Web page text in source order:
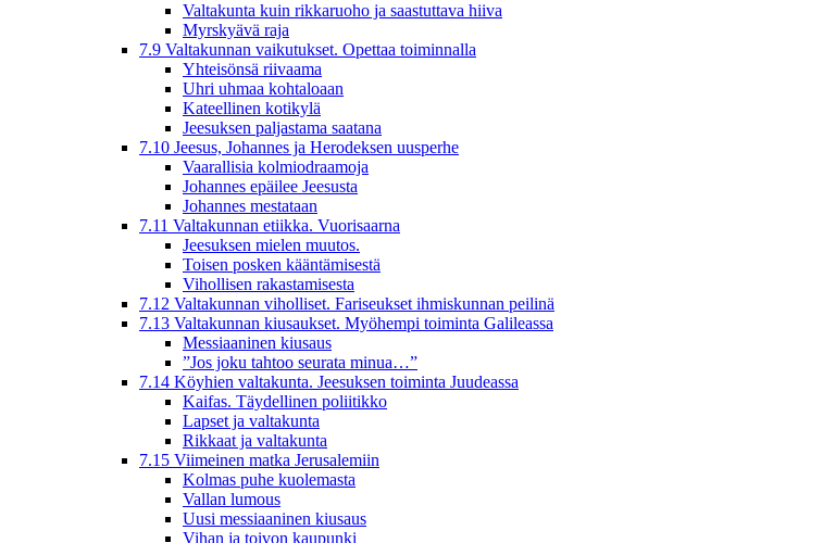
Valtakunta kuin rikkaruoho ja saastuttava hiiva
Myrskyävä raja
7.9 Valtakunnan vaikutukset. Opettaa toiminnalla
Yhteisönsä riivaama
Uhri uhmaa kohtaloaan
Kateellinen kotikylä
Jeesuksen paljastama saatana
7.10 Jeesus, Johannes ja Herodeksen uusperhe
Vaarallisia kolmiodraamoja
Johannes epäilee Jeesusta
Johannes mestataan
7.11 Valtakunnan etiikka. Vuorisaarna
Jeesuksen mielen muutos.
Toisen posken kääntämisestä
Vihollisen rakastamisesta
7.12 Valtakunnan viholliset. Fariseukset ihmiskunnan peilinä
7.13 Valtakunnan kiusaukset. Myöhempi toiminta Galileassa
Messiaaninen kiusaus
”Jos joku tahtoo seurata minua…”
7.14 Köyhien valtakunta. Jeesuksen toiminta Juudeassa
Kaifas. Täydellinen poliitikko
Lapset ja valtakunta
Rikkaat ja valtakunta
7.15 Viimeinen matka Jerusalemiin
Kolmas puhe kuolemasta
Vallan lumous
Uusi messiaaninen kiusaus
Vihan ja toivon kaupunki